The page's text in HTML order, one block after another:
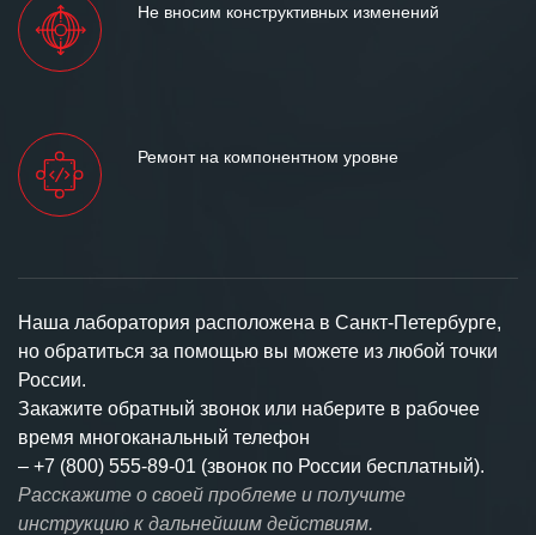
Не вносим конструктивных изменений
Ремонт на компонентном уровне
Наша лаборатория расположена в Санкт-Петербурге,
но обратиться за помощью вы можете из любой точки
России.
Закажите обратный звонок или наберите в рабочее
время многоканальный телефон
– +7 (800) 555-89-01 (звонок по России бесплатный).
Расскажите о своей проблеме и получите
инструкцию к дальнейшим действиям.